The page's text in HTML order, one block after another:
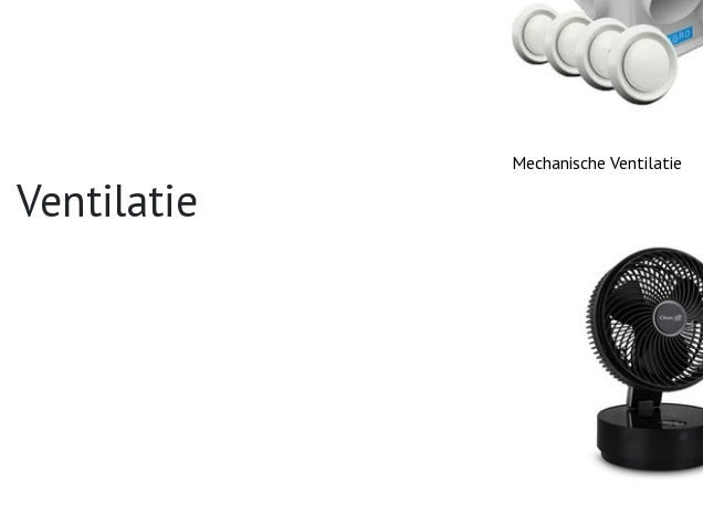
Ventilatie
Mechanische Ventilatie